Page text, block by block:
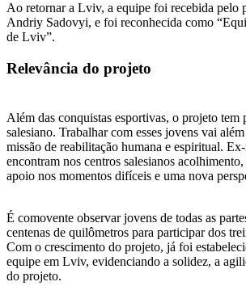
Ao retornar a Lviv, a equipe foi recebida pelo
Andriy Sadovyi, e foi reconhecida como
de Lviv”.
Relevância do projeto
Além das conquistas esportivas, o projeto tem
salesiano. Trabalhar com esses jovens vai
missão de reabilitação humana e espiritual.
encontram nos centros salesianos
apoio nos momentos difíceis e uma nova
É comovente observar jovens de todas as
centenas de quilômetros para participar dos
Com o crescimento do projeto, já foi
equipe em Lviv, evidenciando a solidez, a
do projeto.